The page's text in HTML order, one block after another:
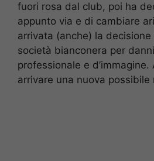
fuori rosa dal club, poi ha
appunto via e di cambiare
arrivata (anche) la
società bianconera per
professionale e d’immagine.
arrivare una nuova possibile